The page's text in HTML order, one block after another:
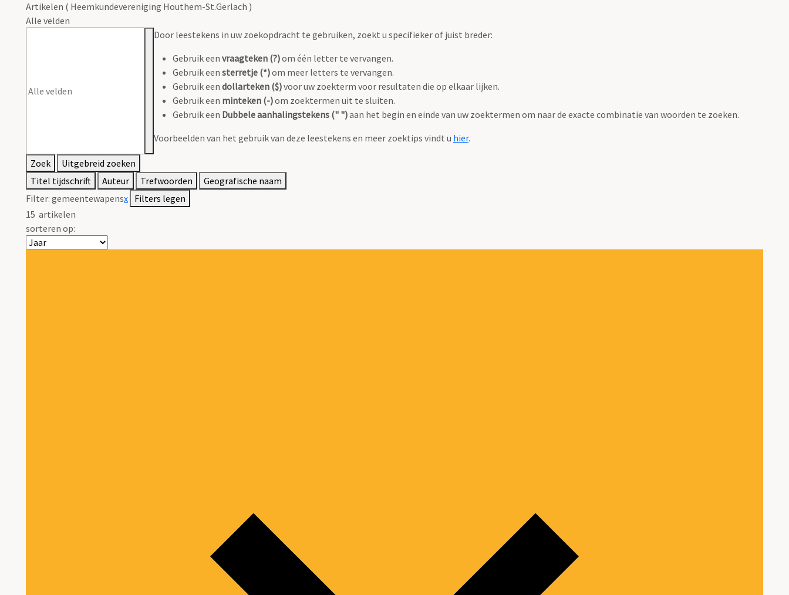
Artikelen ( Heemkundevereniging Houthem-St.Gerlach )
Alle velden
Door leestekens in uw zoekopdracht te gebruiken, zoekt u specifieker of juist breder:
Gebruik een vraagteken (?)om één letter te vervangen.
Gebruik een sterretje (*)om meer letters te vervangen.
Gebruik een dollarteken ($)voor uw zoekterm voor resultaten die op elkaar lijken.
Gebruik een minteken (-)om zoektermen uit te sluiten.
Gebruik een Dubbele aanhalingstekens (" ")aan het begin en einde van uw zoektermen om naar de exacte combinatie van woorden te zoeken.
Voorbeelden van het gebruik van deze leestekens en meer zoektips vindt u hier.
Zoek
Uitgebreid zoeken
Titel tijdschrift
Auteur Trefwoorden
Geografische naam
Filter: gemeentewapensx Filters legen
15 artikelen
sorteren op: